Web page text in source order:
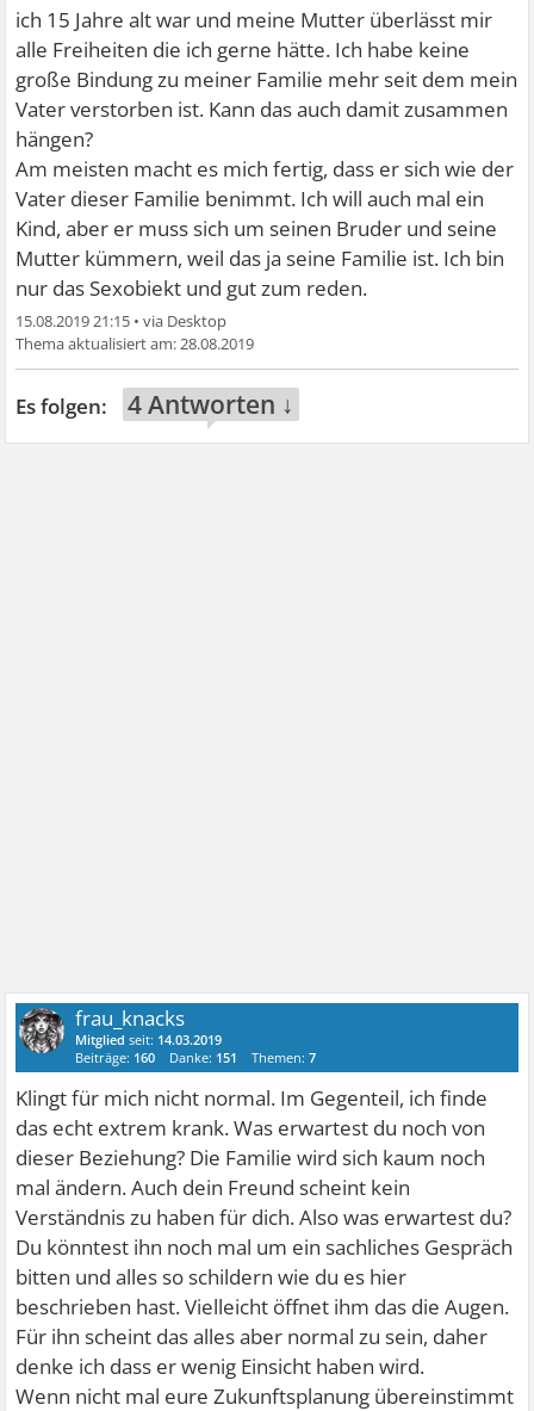
ich 15 Jahre alt war und meine Mutter überlässt mir
alle Freiheiten die ich gerne hätte. Ich habe keine
große Bindung zu meiner Familie mehr seit dem mein
Vater verstorben ist. Kann das auch damit zusammen
hängen?
Am meisten macht es mich fertig, dass er sich wie der
Vater dieser Familie benimmt. Ich will auch mal ein
Kind, aber er muss sich um seinen Bruder und seine
Mutter kümmern, weil das ja seine Familie ist. Ich bin
nur das Sexobiekt und gut zum reden.
15.08.2019 21:15 •
28.08.2019
4 Antworten ↓
frau_knacks
Mitglied seit: 14.03.2019
Beiträge: 160 Danke: 151 Themen:7
Klingt für mich nicht normal. Im Gegenteil, ich finde
das echt extrem krank. Was erwartest du noch von
dieser Beziehung? Die Familie wird sich kaum noch
mal ändern. Auch dein Freund scheint kein
Verständnis zu haben für dich. Also was erwartest du?
Du könntest ihn noch mal um ein sachliches Gespräch
bitten und alles so schildern wie du es hier
beschrieben hast. Vielleicht öffnet ihm das die Augen.
Für ihn scheint das alles aber normal zu sein, daher
denke ich dass er wenig Einsicht haben wird.
Wenn nicht mal eure Zukunftsplanung übereinstimmt